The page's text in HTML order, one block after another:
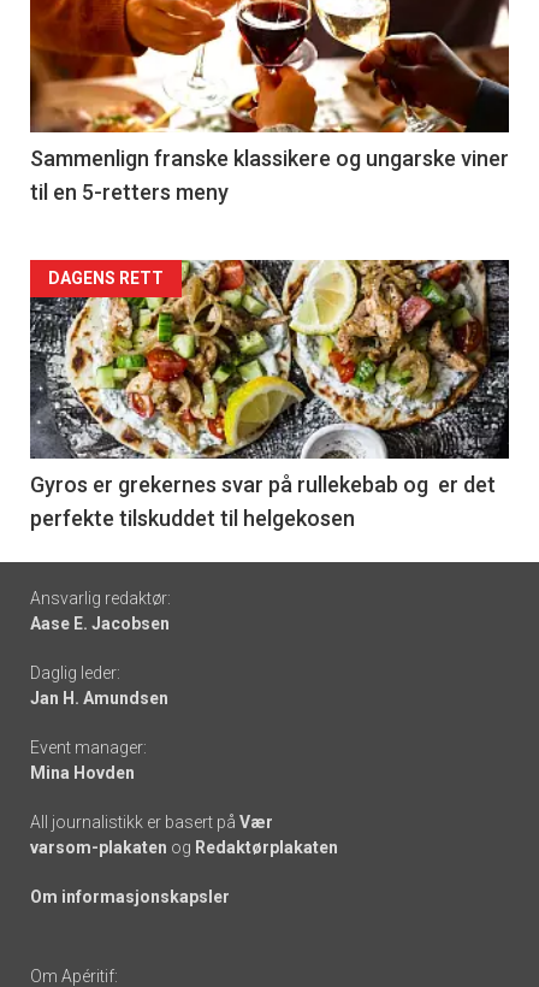
akkurat
nå
-
5
Sammenlign franske klassikere og ungarske viner
til en 5-retters meny
Forsiden
akkurat
nå
-
6
DAGENS RETT
Gyros er grekernes svar på rullekebab og er det
perfekte tilskuddet til helgekosen
Footer
-
links
Ansvarlig redaktør:
Aase E. Jacobsen
Daglig leder:
Jan H. Amundsen
Event manager:
Mina Hovden
All journalistikk er basert på Vær
varsom-plakaten og Redaktørplakaten
Om informasjonskapsler
Om Apéritif: